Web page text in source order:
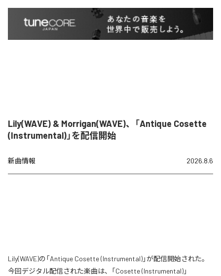
Lily(WAVE) & Morrigan(WAVE)、「Antique Cosette
(Instrumental)」を配信開始
新曲情報 2026.8.6
Lily(WAVE)の「Antique Cosette (Instrumental)」が配信開始された。
今回デジタル配信された楽曲は、「Cosette (Instrumental)」